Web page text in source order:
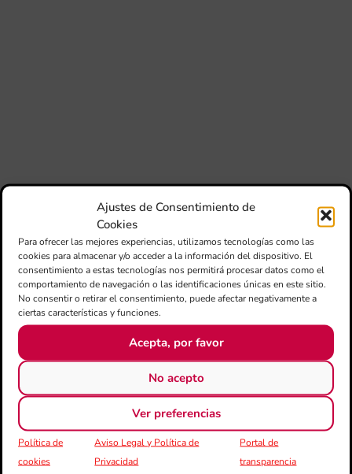
Ajustes de Consentimiento de
Cookies
Para ofrecer las mejores experiencias, utilizamos tecnologías como las
cookies para almacenar y/o acceder a la información del dispositivo. El
consentimiento a estas tecnologías nos permitirá procesar datos como el
comportamiento de navegación o las identificaciones únicas en este sitio.
No consentir o retirar el consentimiento, puede afectar negativamente a
ciertas características y funciones.
Acepta, por favor
No acepto
Ver preferencias
Política de
cookies
Aviso Legal y Política de
Privacidad
Portal de
transparencia
50 Aniversari